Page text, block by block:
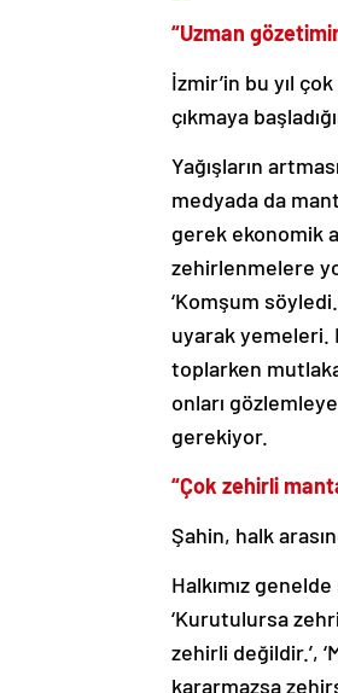
“Uzman
İzmir’in bu yıl
çıkmaya
Yağışların
medyada da
gerek ekonomik
zehirlenmelere
‘Komşum
uyarak yemeleri.
toplarken
onları
gerekiyor.
“Çok zehirli
Şahin, halk
Halkımız
‘Kurutulursa
zehirli değildir.’,
kararmazsa